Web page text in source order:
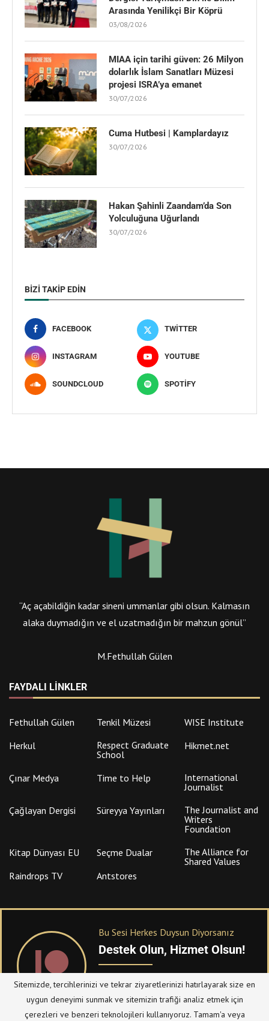
Arasında Yenilikçi Bir Köprü
03/08/2026
MIAA için tarihi güven: 26 Milyon
dolarlık İslam Sanatları Müzesi
projesi ISRA’ya emanet
30/07/2026
Cuma Hutbesi | Kamplardayız
30/07/2026
Hakan Şahinli Zaandam’da Son
Yolculuğuna Uğurlandı
30/07/2026
BIZI TAKIP EDIN
FACEBOOK TWITTER
INSTAGRAM YOUTUBE
SOUNDCLOUD SPOTIFY
“Aç açabildiğin kadar sineni ummanlar gibi olsun. Kalmasın
alaka duymadığın ve el uzatmadığın bir mahzun gönül”
M.Fethullah Gülen
FAYDALI LINKLER
Fethullah Gülen Tenkil Müzesi
WISE Institute
Herkul
Respect Graduate
School
Hikmet.net
Çınar Medya Time to Help
International
Journalist
Çağlayan Dergisi
Süreyya Yayınları
The Journalist and
Writers
Foundation
Kitap Dünyası EU
Seçme Dualar
The Alliance for
Shared Values
Raindrops TV
Antstores
Bu Sesi Herkes Duysun Diyorsanız
Destek Olun, Hizmet Olsun!
PATREONüzerinden sitemize bağışta
bulanabilirsiniz.
Sitemizde, tercihlerinizi ve tekrar ziyaretlerinizi hatırlayarak size en
uygun deneyimi sunmak ve sitemizin trafiği analiz etmek için
çerezleri ve benzeri teknolojileri kullanıyoruz. Tamam'a veya